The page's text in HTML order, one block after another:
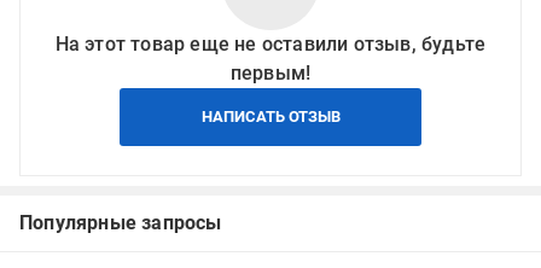
На этот товар еще не оставили отзыв, будьте
первым!
НАПИСАТЬ ОТЗЫВ
Популярные запросы